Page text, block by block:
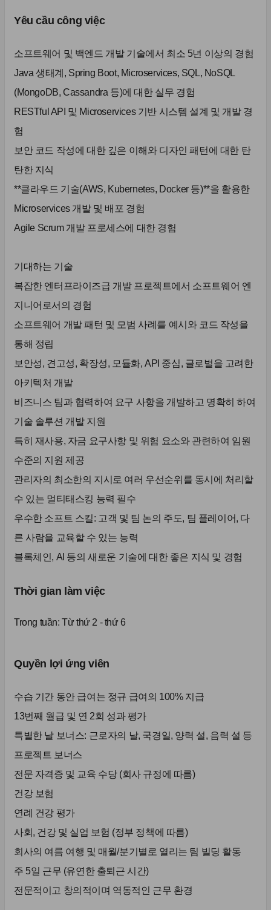
Yêu cầu công việc
소프트웨어 및 백엔드 개발 기술에서 최소 5년 이상의 경험
Java 생태계, Spring Boot, Microservices, SQL, NoSQL
(MongoDB, Cassandra 등)에 대한 실무 경험
RESTful API 및 Microservices 기반 시스템 설계 및 개발 경
험
보안 코드 작성에 대한 깊은 이해와 디자인 패턴에 대한 탄
탄한 지식
**클라우드 기술(AWS, Kubernetes, Docker 등)**을 활용한
Microservices 개발 및 배포 경험
Agile Scrum 개발 프로세스에 대한 경험
기대하는 기술
복잡한 엔터프라이즈급 개발 프로젝트에서 소프트웨어 엔
지니어로서의 경험
소프트웨어 개발 패턴 및 모범 사례를 예시와 코드 작성을
통해 정립
보안성, 견고성, 확장성, 모듈화, API 중심, 글로벌을 고려한
아키텍처 개발
비즈니스 팀과 협력하여 요구 사항을 개발하고 명확히 하여
기술 솔루션 개발 지원
특히 재사용, 자금 요구사항 및 위험 요소와 관련하여 임원
수준의 지원 제공
관리자의 최소한의 지시로 여러 우선순위를 동시에 처리할
수 있는 멀티태스킹 능력 필수
우수한 소프트 스킬: 고객 및 팀 논의 주도, 팀 플레이어, 다
른 사람을 교육할 수 있는 능력
블록체인, AI 등의 새로운 기술에 대한 좋은 지식 및 경험
Thời gian làm việc
Trong tuần:Từ thứ 2 - thứ 6
Quyền lợi ứng viên
수습 기간 동안 급여는 정규 급여의 100% 지급
13번째 월급 및 연 2회 성과 평가
특별한 날 보너스: 근로자의 날, 국경일, 양력 설, 음력 설 등
프로젝트 보너스
전문 자격증 및 교육 수당 (회사 규정에 따름)
건강 보험
연례 건강 평가
사회, 건강 및 실업 보험 (정부 정책에 따름)
회사의 여름 여행 및 매월/분기별로 열리는 팀 빌딩 활동
주 5일 근무 (유연한 출퇴근 시간)
전문적이고 창의적이며 역동적인 근무 환경